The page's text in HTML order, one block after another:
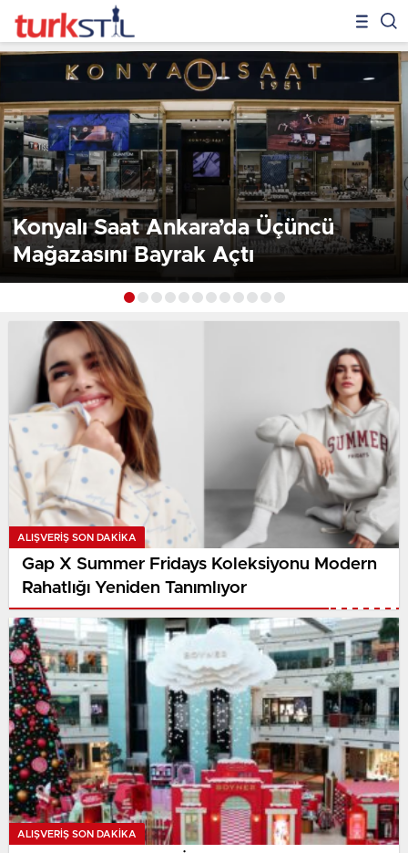
Konyalı Saat Ankara’da Üçüncü
Mağazasını Bayrak Açtı
ALIŞVERIŞ SON DAKİKA
Gap X Summer Fridays Koleksiyonu Modern
Rahatlığı Yeniden Tanımlıyor
ALIŞVERIŞ SON DAKİKA